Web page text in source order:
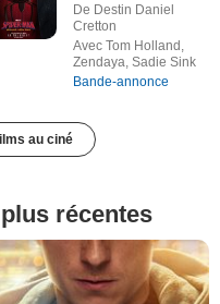
De Destin Daniel
Cretton
Avec Tom Holland,
Zendaya, Sadie Sink
Bande-annonce
au ciné
récentes